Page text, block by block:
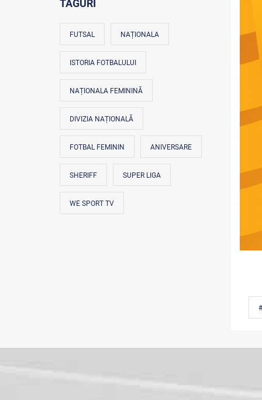
TAGURI
FUTSAL NAȚIONALA
ISTORIA FOTBALULUI
NAȚIONALA FEMININĂ
DIVIZIA NAȚIONALĂ
FOTBAL FEMININ ANIVERSARE
SHERIFF SUPER LIGA
WE SPORT TV